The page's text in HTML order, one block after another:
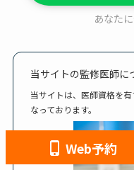
あなた
当サイトの監修医師に
当サイトは、医師資格を
なっております。
Web予約